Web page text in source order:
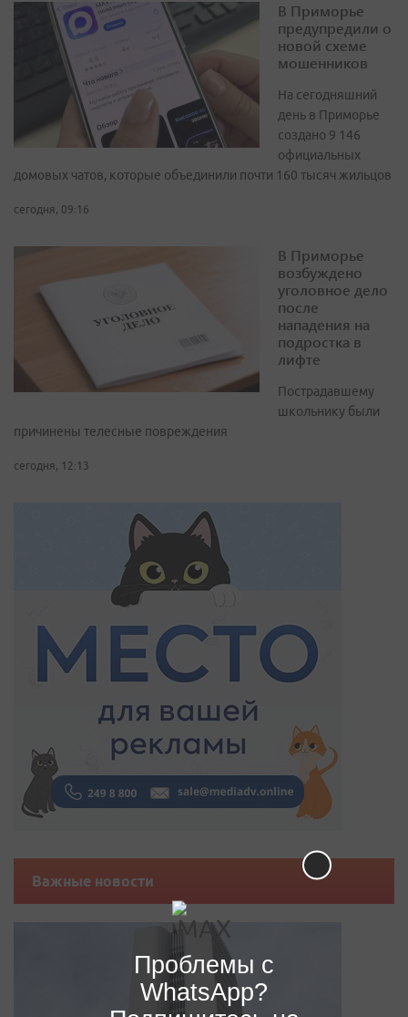
В Приморье
предупредили о
новой схеме
мошенников
На сегодняшний
день в Приморье
создано 9 146
официальных
домовых чатов, которые объединили почти 160 тысяч жильцов
сегодня, 09:16
В Приморье
возбуждено
уголовное дело
после
нападения на
подростка в
лифте
Пострадавшему
школьнику были
причинены телесные повреждения
сегодня, 12:13
Важные новости
Проблемы с
WhatsApp?